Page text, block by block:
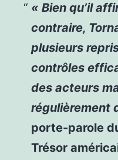
« Bien qu’il
contraire,
plusieurs
contrôles
des acteurs
régulièrement
porte-parole
Trésor